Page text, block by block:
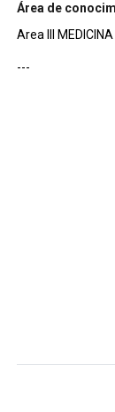
Área de
Area III
---